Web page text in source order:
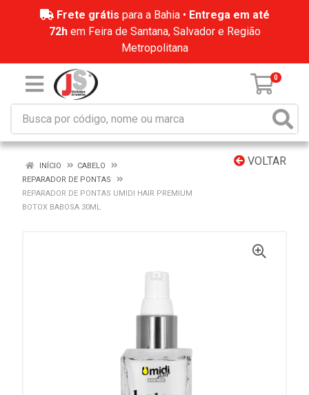
Frete grátis para a Bahia • Entrega em até
72hem Feira de Santana, Salvador e Região
Metropolitana
0
VOLTAR
INÍCIO
CABELO
REPARADOR DE PONTAS
REPARADOR DE PONTAS UMIDI HAIR PREMIUM
BOTOX BABOSA 30ML